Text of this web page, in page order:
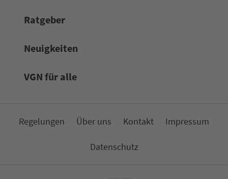
Rat­ge­ber
Neuigkeiten
VGN für alle
Re­ge­lungen Über uns Kon­takt Impressum
Da­ten­schutz